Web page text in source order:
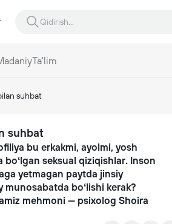
Ta'lim
suhbat
suhbat
bu erkakmi, ayolmi, yosh
seksual qiziqishlar. Inson
yetmagan paytda jinsiy
munosabatda boʻlishi kerak?
mehmoni — psixolog Shoira